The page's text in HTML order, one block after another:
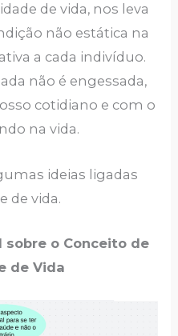
de vida, nos leva
não estática na
a cada indivíduo.
não é engessada,
cotidiano e com o
na vida.
ideias ligadas
de vida.
sobre o Conceito de
de Vida